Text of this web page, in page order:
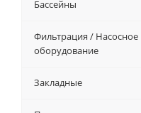
Бассейны
Фильтрация / Насосное
оборудование
Закладные